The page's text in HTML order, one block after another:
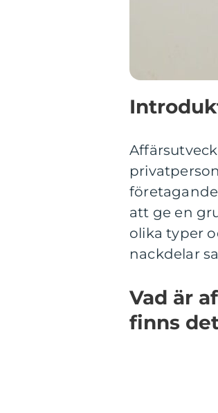
att ge en
olika typer
nackdelar
Vad är
finns